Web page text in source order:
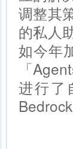
调整其
的私人
如今年
「
进行了